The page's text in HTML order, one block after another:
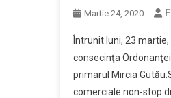
Martie 24, 2020
Întrunit luni, 23
consecinţa
primarul Mircia
comerciale non-stop